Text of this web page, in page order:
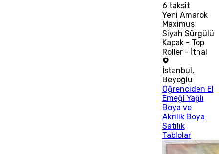
6 taksit
Yeni Amarok
Maximus
Siyah Sürgülü
Kapak - Top
Roller - İthal
İstanbul,
Beyoğlu
Öğrenciden El
Emeği Yağlı
Boya ve
Akrilik Boya
Satılık
Tablolar